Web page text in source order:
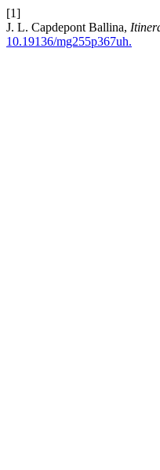
[1]
J. L. Capdepont Ballina,
10.19136/mg255p367uh.